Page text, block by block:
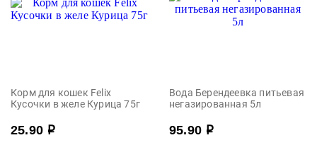
Корм для кошек Felix
Кусочки в желе Курица 75г
25.90 р
Вода Берендеевка питьевая
негазированная 5л
95.90 р